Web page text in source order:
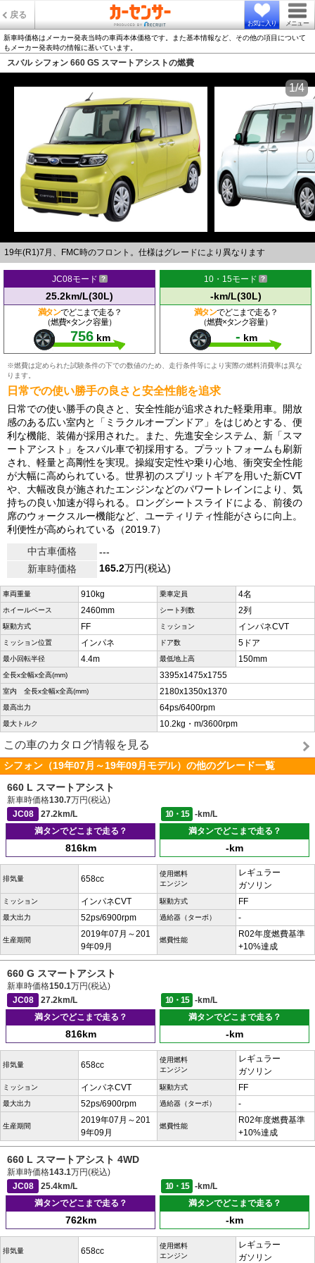
戻る
お気に入り メニュー
新車時価格はメーカー発表当時の車両本体価格です。また基本情報など、その他の項目について
もメーカー発表時の情報に基いています。
スバル シフォン 660 GS スマートアシストの燃費
19年(R1)7月、FMC時のフロント。仕様はグレードにより異なります
1/4
JC08モード
25.2km/L(30L)
満タンでどこまで走る？
（燃費×タンク容量）
756 km
10・15モード
-km/L(30L)
満タンでどこまで走る？
（燃費×タンク容量）
- km
※燃費は定められた試験条件の下での数値のため、走行条件等により実際の燃料消費率は異な
ります。
日常での使い勝手の良さと安全性能を追求
日常での使い勝手の良さと、安全性能が追求された軽乗用車。開放
感のある広い室内と「ミラクルオープンドア」をはじめとする、便
利な機能、装備が採用された。また、先進安全システム、新「スマ
ートアシスト」をスバル車で初採用する。プラットフォームも刷新
され、軽量と高剛性を実現。操縦安定性や乗り心地、衝突安全性能
が大幅に高められている。世界初のスプリットギアを用いた新CVT
や、大幅改良が施されたエンジンなどのパワートレインにより、気
持ちの良い加速が得られる。ロングシートスライドによる、前後の
席のウォークスルー機能など、ユーティリティ性能がさらに向上。
利便性が高められている（2019.7）
中古車価格
---
新車時価格
165.2万円(税込)
車両重量 910kg 乗車定員 4名
ホイールベース 2460mm シート列数 2列
駆動方式 FF ミッション インパネCVT
ミッション位置 インパネ ドア数 5ドア
最小回転半径 4.4m 最低地上高 150mm
全長x全幅x全高(mm) 3395x1475x1755
室内 全長x全幅x全高(mm) 2180x1350x1370
最高出力 64ps/6400rpm
最大トルク 10.2kg・m/3600rpm
この車のカタログ情報を見る
シフォン（19年07月～19年09月モデル）の他のグレード一覧
660 L スマートアシスト
新車時価格130.7万円(税込)
JC08
27.2km/L 10・15
-km/L
満タンでどこまで走る？
816km
満タンでどこまで走る？
-km
排気量 658cc
使用燃料
エンジン
レギュラー
ガソリン
ミッション インパネCVT 駆動方式 FF
最大出力 52ps/6900rpm 過給器（ターボ） -
生産期間
2019年07月～201
9年09月
燃費性能
R02年度燃費基準
+10%達成
660 G スマートアシスト
新車時価格150.1万円(税込)
JC08
27.2km/L 10・15
-km/L
満タンでどこまで走る？
816km
満タンでどこまで走る？
-km
排気量 658cc
使用燃料
エンジン
レギュラー
ガソリン
ミッション インパネCVT 駆動方式 FF
最大出力 52ps/6900rpm 過給器（ターボ） -
生産期間
2019年07月～201
9年09月
燃費性能
R02年度燃費基準
+10%達成
660 L スマートアシスト 4WD
新車時価格143.1万円(税込)
JC08
25.4km/L 10・15
-km/L
満タンでどこまで走る？
762km
満タンでどこまで走る？
-km
排気量 658cc
使用燃料
エンジン
レギュラー
ガソリン